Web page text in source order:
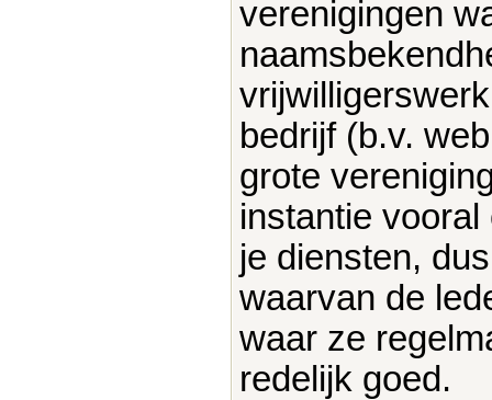
verenigingen
bedrijf (b.v.
grote
instantie
je diensten,
waarvan de
waar ze
redelijk goed.